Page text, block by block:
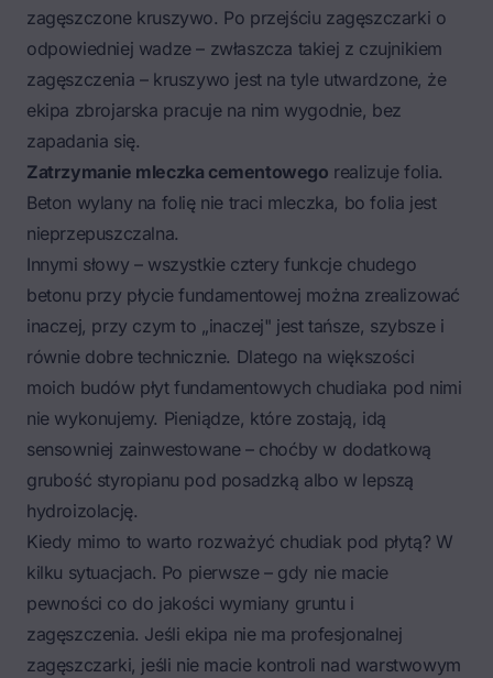
zagęszczone kruszywo. Po przejściu zagęszczarki o
odpowiedniej wadze – zwłaszcza takiej z czujnikiem
zagęszczenia – kruszywo jest na tyle utwardzone, że
ekipa zbrojarska pracuje na nim wygodnie, bez
zapadania się.
Zatrzymanie mleczka cementowego realizuje folia.
Beton wylany na folię nie traci mleczka, bo folia jest
nieprzepuszczalna.
Innymi słowy – wszystkie cztery funkcje chudego
betonu przy płycie fundamentowej można zrealizować
inaczej, przy czym to „inaczej" jest tańsze, szybsze i
równie dobre technicznie. Dlatego na większości
moich budów płyt fundamentowych chudiaka pod nimi
nie wykonujemy. Pieniądze, które zostają, idą
sensowniej zainwestowane – choćby w dodatkową
grubość styropianu pod posadzką albo w lepszą
hydroizolację.
Kiedy mimo to warto rozważyć chudiak pod płytą? W
kilku sytuacjach. Po pierwsze – gdy nie macie
pewności co do jakości wymiany gruntu i
zagęszczenia. Jeśli ekipa nie ma profesjonalnej
zagęszczarki, jeśli nie macie kontroli nad warstwowym